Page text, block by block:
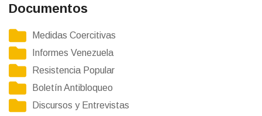
Documentos
Medidas Coercitivas
Informes Venezuela
Resistencia Popular
Boletín Antibloqueo
Discursos y Entrevistas